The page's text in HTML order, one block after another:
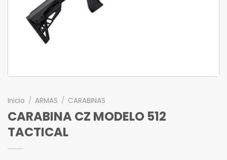
Inicio / ARMAS / CARABINAS
CARABINA CZ MODELO 512
TACTICAL